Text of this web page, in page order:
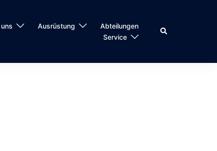
Ausrüstung
Abteilungen
Service
Suche